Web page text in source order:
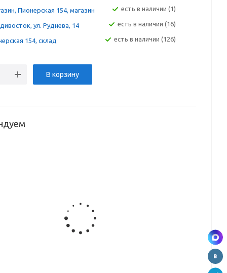
Пионерская 154, магазин Есть в наличии (1)
ул. Руднева, 14 Есть в наличии (16)
154, склад Есть в наличии (126)
В корзину
противоскользящий
(50*150см)
М50-RD